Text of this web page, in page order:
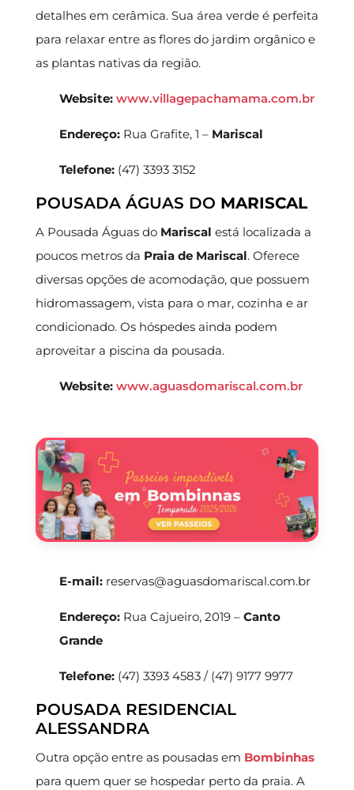
detalhes em cerâmica. Sua área verde é perfeita
para relaxar entre as flores do jardim orgânico e
as plantas nativas da região.
Website: www.villagepachamama.com.br
Endereço:Rua Grafite, 1 – Mariscal
Telefone:(47) 3393 3152
POUSADA ÁGUAS DO MARISCAL
A Pousada Águas do Mariscal está localizada a
poucos metros da Praia de Mariscal. Oferece
diversas opções de acomodação, que possuem
hidromassagem, vista para o mar, cozinha e ar
condicionado. Os hóspedes ainda podem
aproveitar a piscina da pousada.
Website: www.aguasdomariscal.com.br
E-mail:reservas@aguasdomariscal.com.br
Endereço:Rua Cajueiro, 2019 – Canto
Grande
Telefone:(47) 3393 4583 / (47) 9177 9977
POUSADA RESIDENCIAL
ALESSANDRA
Outra opção entre as pousadas em Bombinhas
para quem quer se hospedar perto da praia. A